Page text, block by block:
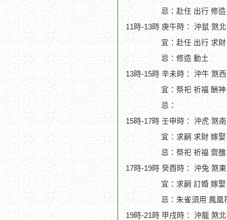
忌：赴任 出行 修
11時-13時 庚午時： 沖鼠 煞
宜：赴任 出行 求
忌：修造 動土
13時-15時 辛未時： 沖牛 煞
宜：祭祀 祈福 酬
忌：
15時-17時 壬申時： 沖虎 煞
宜：求嗣 求財 嫁
忌：祭祀 祈福 齋
17時-19時 癸酉時： 沖兔 煞
宜：求嗣 訂婚 嫁
忌：朱雀須用 鳳凰
19時-21時 甲戌時： 沖龍 煞